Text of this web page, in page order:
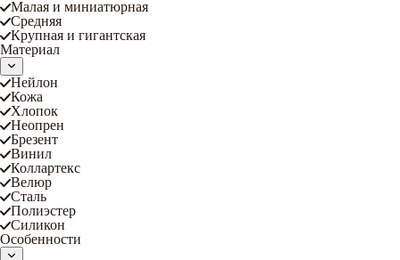
Малая и миниатюрная
Средняя
Крупная и гигантская
Материал
Нейлон
Кожа
Хлопок
Неопрен
Брезент
Винил
Коллартекс
Велюр
Сталь
Полиэстер
Силикон
Особенности